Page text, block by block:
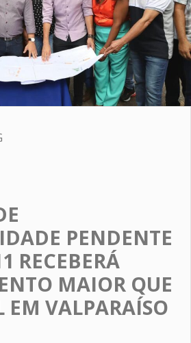
PENDENTE
RECEBERÁ
MAIOR QUE
EM VALPARAÍSO